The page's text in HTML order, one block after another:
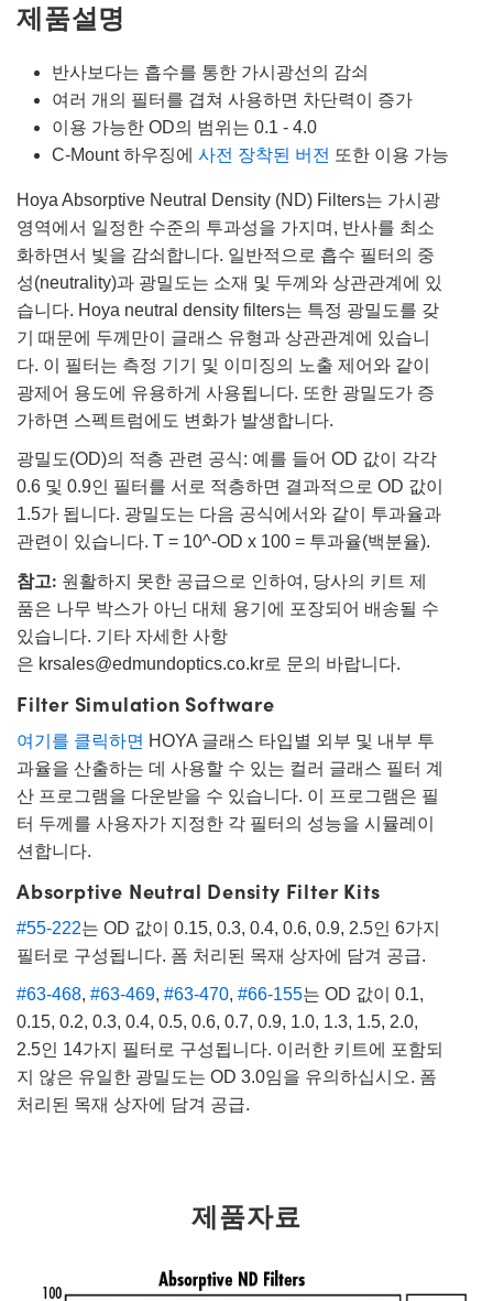
제품설명
반사보다는 흡수를 통한 가시광선의 감쇠
여러 개의 필터를 겹쳐 사용하면 차단력이 증가
이용 가능한 OD의 범위는 0.1 - 4.0
C-Mount 하우징에 사전 장착된 버전 또한 이용 가능
Hoya Absorptive Neutral Density (ND) Filters는 가시광
영역에서 일정한 수준의 투과성을 가지며, 반사를 최소
화하면서 빛을 감쇠합니다. 일반적으로 흡수 필터의 중
성(neutrality)과 광밀도는 소재 및 두께와 상관관계에 있
습니다. Hoya neutral density filters는 특정 광밀도를 갖
기 때문에 두께만이 글래스 유형과 상관관계에 있습니
다. 이 필터는 측정 기기 및 이미징의 노출 제어와 같이
광제어 용도에 유용하게 사용됩니다. 또한 광밀도가 증
가하면 스펙트럼에도 변화가 발생합니다.
광밀도(OD)의 적층 관련 공식: 예를 들어 OD 값이 각각
0.6 및 0.9인 필터를 서로 적층하면 결과적으로 OD 값이
1.5가 됩니다. 광밀도는 다음 공식에서와 같이 투과율과
관련이 있습니다. T = 10^-OD x 100 = 투과율(백분율).
참고: 원활하지 못한 공급으로 인하여, 당사의 키트 제
품은 나무 박스가 아닌 대체 용기에 포장되어 배송될 수
있습니다. 기타 자세한 사항
은 krsales@edmundoptics.co.kr로 문의 바랍니다.
Filter Simulation Software
여기를 클릭하면 HOYA 글래스 타입별 외부 및 내부 투
과율을 산출하는 데 사용할 수 있는 컬러 글래스 필터 계
산 프로그램을 다운받을 수 있습니다. 이 프로그램은 필
터 두께를 사용자가 지정한 각 필터의 성능을 시뮬레이
션합니다.
Absorptive Neutral Density Filter Kits
#55-222는 OD 값이 0.15, 0.3, 0.4, 0.6, 0.9, 2.5인 6가지
필터로 구성됩니다. 폼 처리된 목재 상자에 담겨 공급.
#63-468, #63-469, #63-470, #66-155는 OD 값이 0.1,
0.15, 0.2, 0.3, 0.4, 0.5, 0.6, 0.7, 0.9, 1.0, 1.3, 1.5, 2.0,
2.5인 14가지 필터로 구성됩니다. 이러한 키트에 포함되
지 않은 유일한 광밀도는 OD 3.0임을 유의하십시오. 폼
처리된 목재 상자에 담겨 공급.
제품자료